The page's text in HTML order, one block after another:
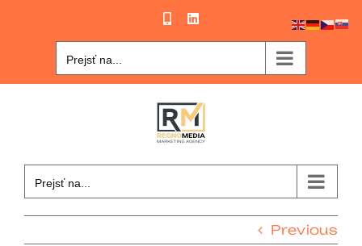
PhoneLinkedIn
Prejsť na...
Prejsť na...
Previous